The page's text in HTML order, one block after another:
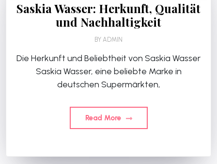
Saskia Wasser: Herkunft, Qualität
und Nachhaltigkeit
BY ADMIN
Die Herkunft und Beliebtheit von Saskia Wasser
Saskia Wasser, eine beliebte Marke in
deutschen Supermärkten,
Read More